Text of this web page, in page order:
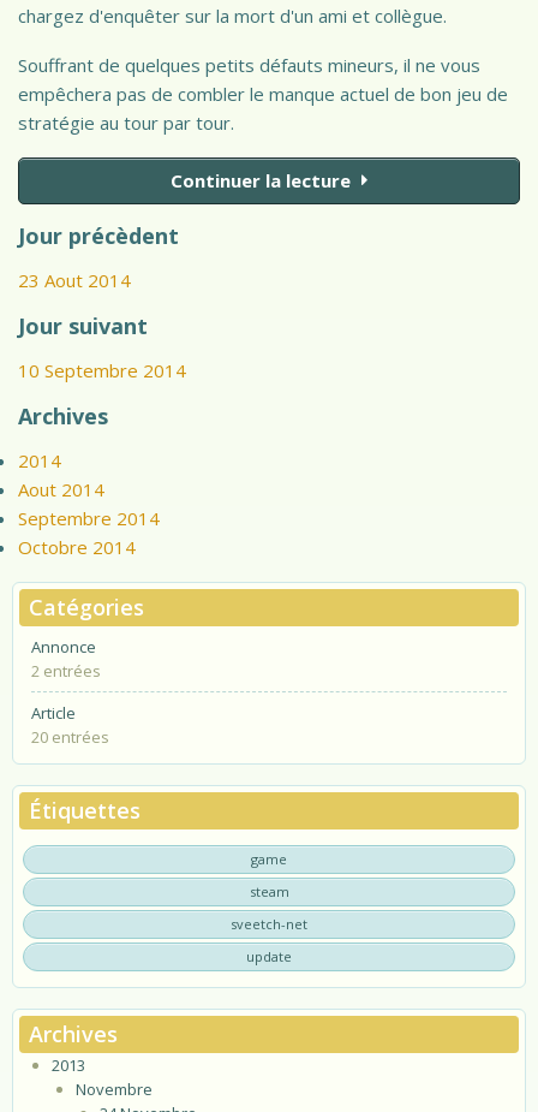
chargez d'enquêter sur la mort d'un ami et collègue.
Souffrant de quelques petits défauts mineurs, il ne vous
empêchera pas de combler le manque actuel de bon jeu de
stratégie au tour par tour.
Continuer la lecture
Jour précèdent
23 Aout 2014
Jour suivant
10 Septembre 2014
Archives
2014
Aout 2014
Septembre 2014
Octobre 2014
Catégories
Annonce
2 entrées
Article
20 entrées
Étiquettes
game
steam
sveetch-net
update
Archives
2013
Novembre